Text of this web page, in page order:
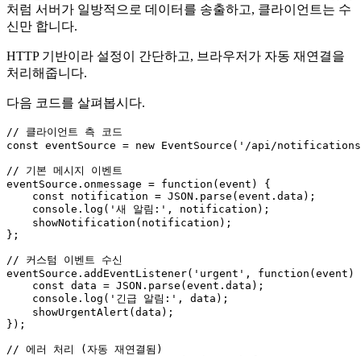
처럼 서버가 일방적으로 데이터를 송출하고, 클라이언트는 수
신만 합니다.
HTTP 기반이라 설정이 간단하고, 브라우저가 자동 재연결을
처리해줍니다.
다음 코드를 살펴봅시다.
// 클라이언트 측 코드
const eventSource = new EventSource ( '/api/
// 기본 메시지 이벤트
eventSource. onmessage = function ( event ) {
const notification = JSON . parse (event. data );
console . log ( '새 알림:' , notification);
showNotification (notification);
};
// 커스텀 이벤트 수신
eventSource. addEventListener( 'urgent' , function ( event )
const data = JSON . parse (event. data );
console . log ( '긴급 알림:' , data);
showUrgentAlert (data);
});
// 에러 처리 (자동 재연결됨)